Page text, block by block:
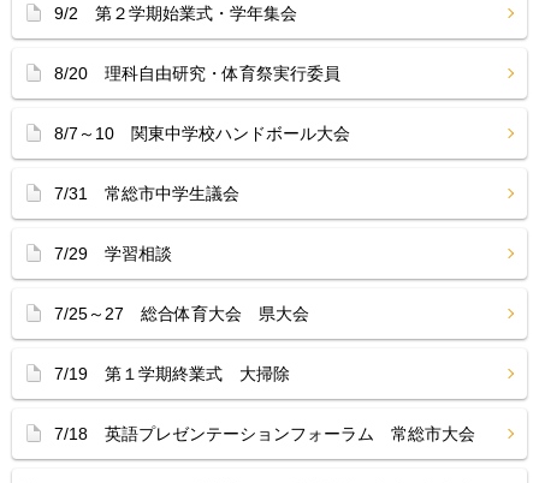
9/2 第２学期始業式・学年集会
8/20 理科自由研究・体育祭実行委員
8/7～10 関東中学校ハンドボール大会
7/31 常総市中学生議会
7/29 学習相談
7/25～27 総合体育大会 県大会
7/19 第１学期終業式 大掃除
7/18 英語プレゼンテーションフォーラム 常総市大会